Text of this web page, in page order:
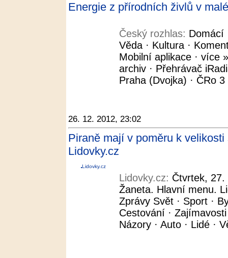
Energie z přírodních živlů v
Český rozhlas: Domácí
Věda · Kultura ·
Mobilní aplikace · více
archiv · Přehrávač
Praha (Dvojka) · ČRo
26. 12. 2012, 23:02
Piraně mají v poměru k
Lidovky.cz
Lidovky.cz
Lidovky.cz: Čtvrtek, 27.
Žaneta. Hlavní menu.
Zprávy Svět · Sport ·
Cestování ·
Názory · Auto · Lidé ·